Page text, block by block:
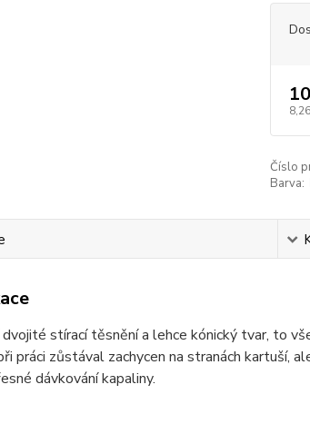
Číslo
Barva:
stírací těsnění a lehce kónický tvar, to
práci zůstával zachycen na stranách kartuší,
dávkování kapaliny.